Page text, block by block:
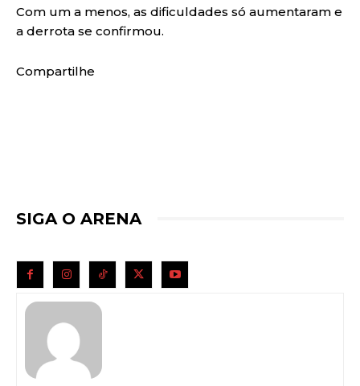
Com um a menos, as dificuldades só aumentaram e
a derrota se confirmou.
Compartilhe
SIGA O ARENA